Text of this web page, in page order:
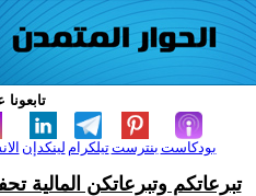
لينكدإن تيلكرامبنترست بودكاست
تبرعاتكم وتبرعاتكن المالية